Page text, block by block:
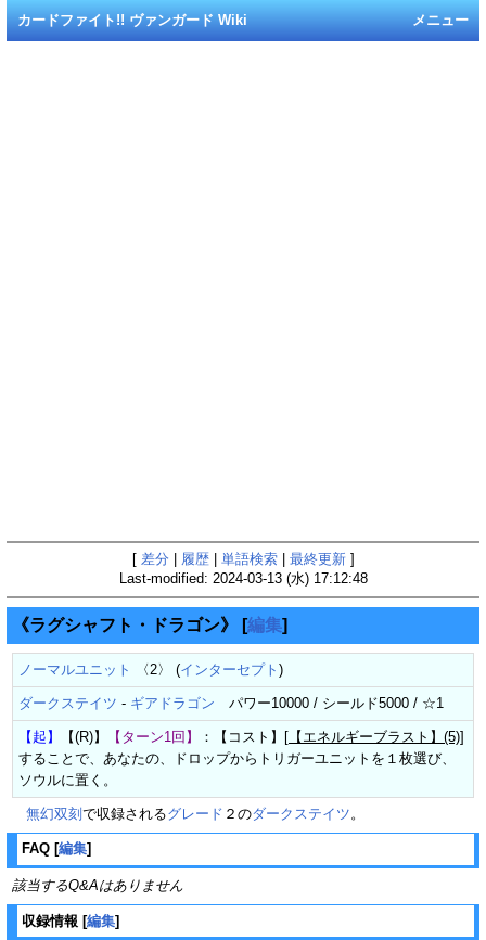
メニュー
カードファイト!! ヴァンガード Wiki
[ 差分 履歴| 単語検索| 最終更新]
Last-modified: 2024-03-13 (水) 17:12:48
《ラグシャフト・ドラゴン》 [編集]
ノーマルユニット 〈2〉 (インターセプト )
ダークステイツ - ギアドラゴン パワー10000 / シールド5000 / ☆1
【起】 【(R)】 【ターン1回】 ：【コスト】[ 【エネルギーブラスト】(5)]
することで、あなたの、ドロップからトリガーユニットを１枚選び、
ソウルに置く。
無幻双刻 で収録されるグレード ２のダークステイツ。
FAQ [編集]
該当するQ&Aはありません
収録情報 [編集]